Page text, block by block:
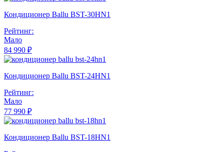
Кондиционер Ballu BST-30HN1
Рейтинг:
Мало
84 990 ₽
Кондиционер Ballu BST-24HN1
Рейтинг:
Мало
77 990 ₽
Кондиционер Ballu BST-18HN1